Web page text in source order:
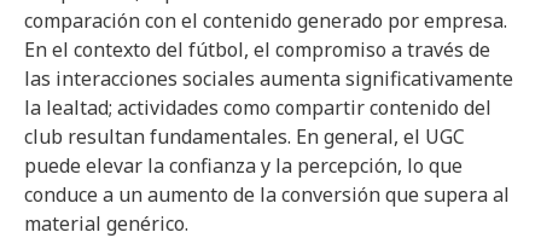
comparación con el contenido generado por empresa.
En el contexto del fútbol, el compromiso a través de
las interacciones sociales aumenta significativamente
la lealtad; actividades como compartir contenido del
club resultan fundamentales. En general, el UGC
puede elevar la confianza y la percepción, lo que
conduce a un aumento de la conversión que supera al
material genérico.